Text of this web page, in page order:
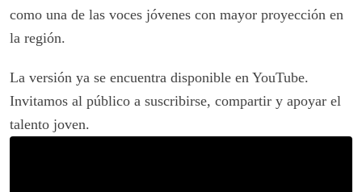
como una de las voces jóvenes con mayor proyección en
la región.
La versión ya se encuentra disponible en YouTube.
Invitamos al público a suscribirse, compartir y apoyar el
talento joven.